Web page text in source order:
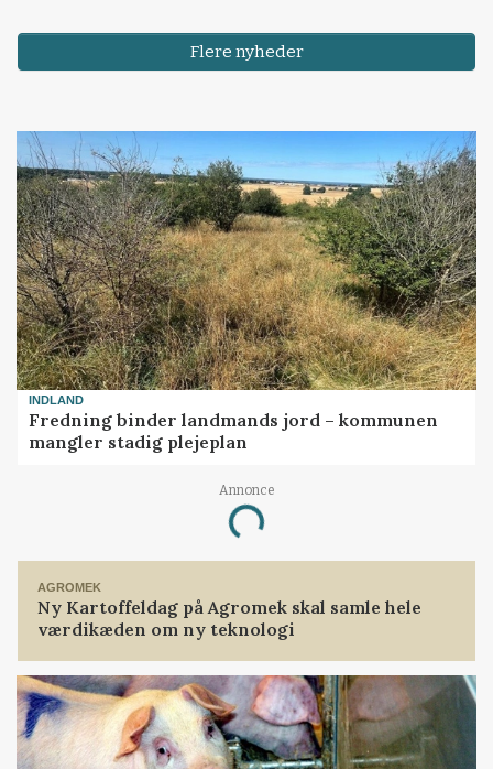
Flere nyheder
INDLAND
Fredning binder landmands jord – kommunen
mangler stadig plejeplan
Annonce
Loading...
AGROMEK
Ny Kartoffeldag på Agromek skal samle hele
værdikæden om ny teknologi